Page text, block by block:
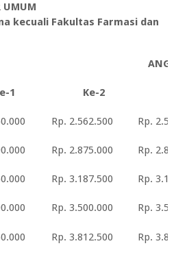
UMUM
kecuali Fakultas Farmasi dan
1 Ke-2
Rp. 2.562.500 Rp.
Rp. 2.875.000 Rp.
Rp. 3.187.500 Rp.
Rp. 3.500.000 Rp.
Rp. 3.812.500 Rp.